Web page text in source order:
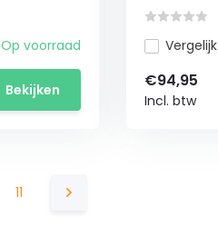
Op voorraad
Bekijken
Vergelijk
€94,95
Incl. btw
11